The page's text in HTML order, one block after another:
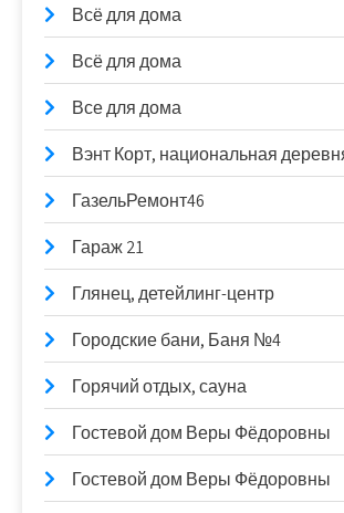
Всё для дома
Всё для дома
Все для дома
Вэнт Корт, национальная
ГазельРемонт46
Гараж 21
Глянец, детейлинг-центр
Городские бани, Баня №4
Горячий отдых, сауна
Гостевой дом Веры Фёдоровны
Гостевой дом Веры Фёдоровны